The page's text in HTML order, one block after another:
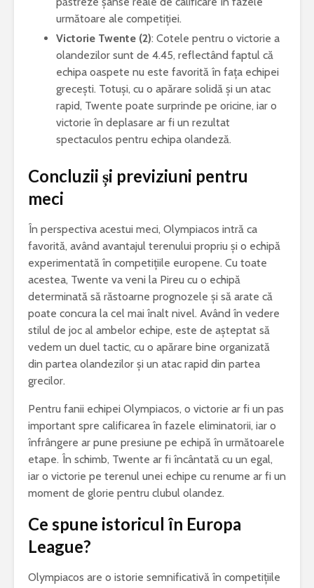
următoare ale competiției.
Victorie Twente (2): Cotele pentru o victorie a
olandezilor sunt de 4.45, reflectând faptul că
echipa oaspete nu este favorită în fața echipei
grecești. Totuși, cu o apărare solidă și un atac
rapid, Twente poate surprinde pe oricine, iar o
victorie în deplasare ar fi un rezultat
spectaculos pentru echipa olandeză.
Concluzii și previziuni pentru
meci
În perspectiva acestui meci, Olympiacos intră ca
favorită, având avantajul terenului propriu și o echipă
experimentată în competițiile europene. Cu toate
acestea, Twente va veni la Pireu cu o echipă
determinată să răstoarne prognozele și să arate că
poate concura la cel mai înalt nivel. Având în vedere
stilul de joc al ambelor echipe, este de așteptat să
vedem un duel tactic, cu o apărare bine organizată
din partea olandezilor și un atac rapid din partea
grecilor.
Pentru fanii echipei Olympiacos, o victorie ar fi un pas
important spre calificarea în fazele eliminatorii, iar o
înfrângere ar pune presiune pe echipă în următoarele
etape. În schimb, Twente ar fi încântată cu un egal,
iar o victorie pe terenul unei echipe cu renume ar fi un
moment de glorie pentru clubul olandez.
Ce spune istoricul în Europa
League?
Olympiacos are o istorie semnificativă în competițiile